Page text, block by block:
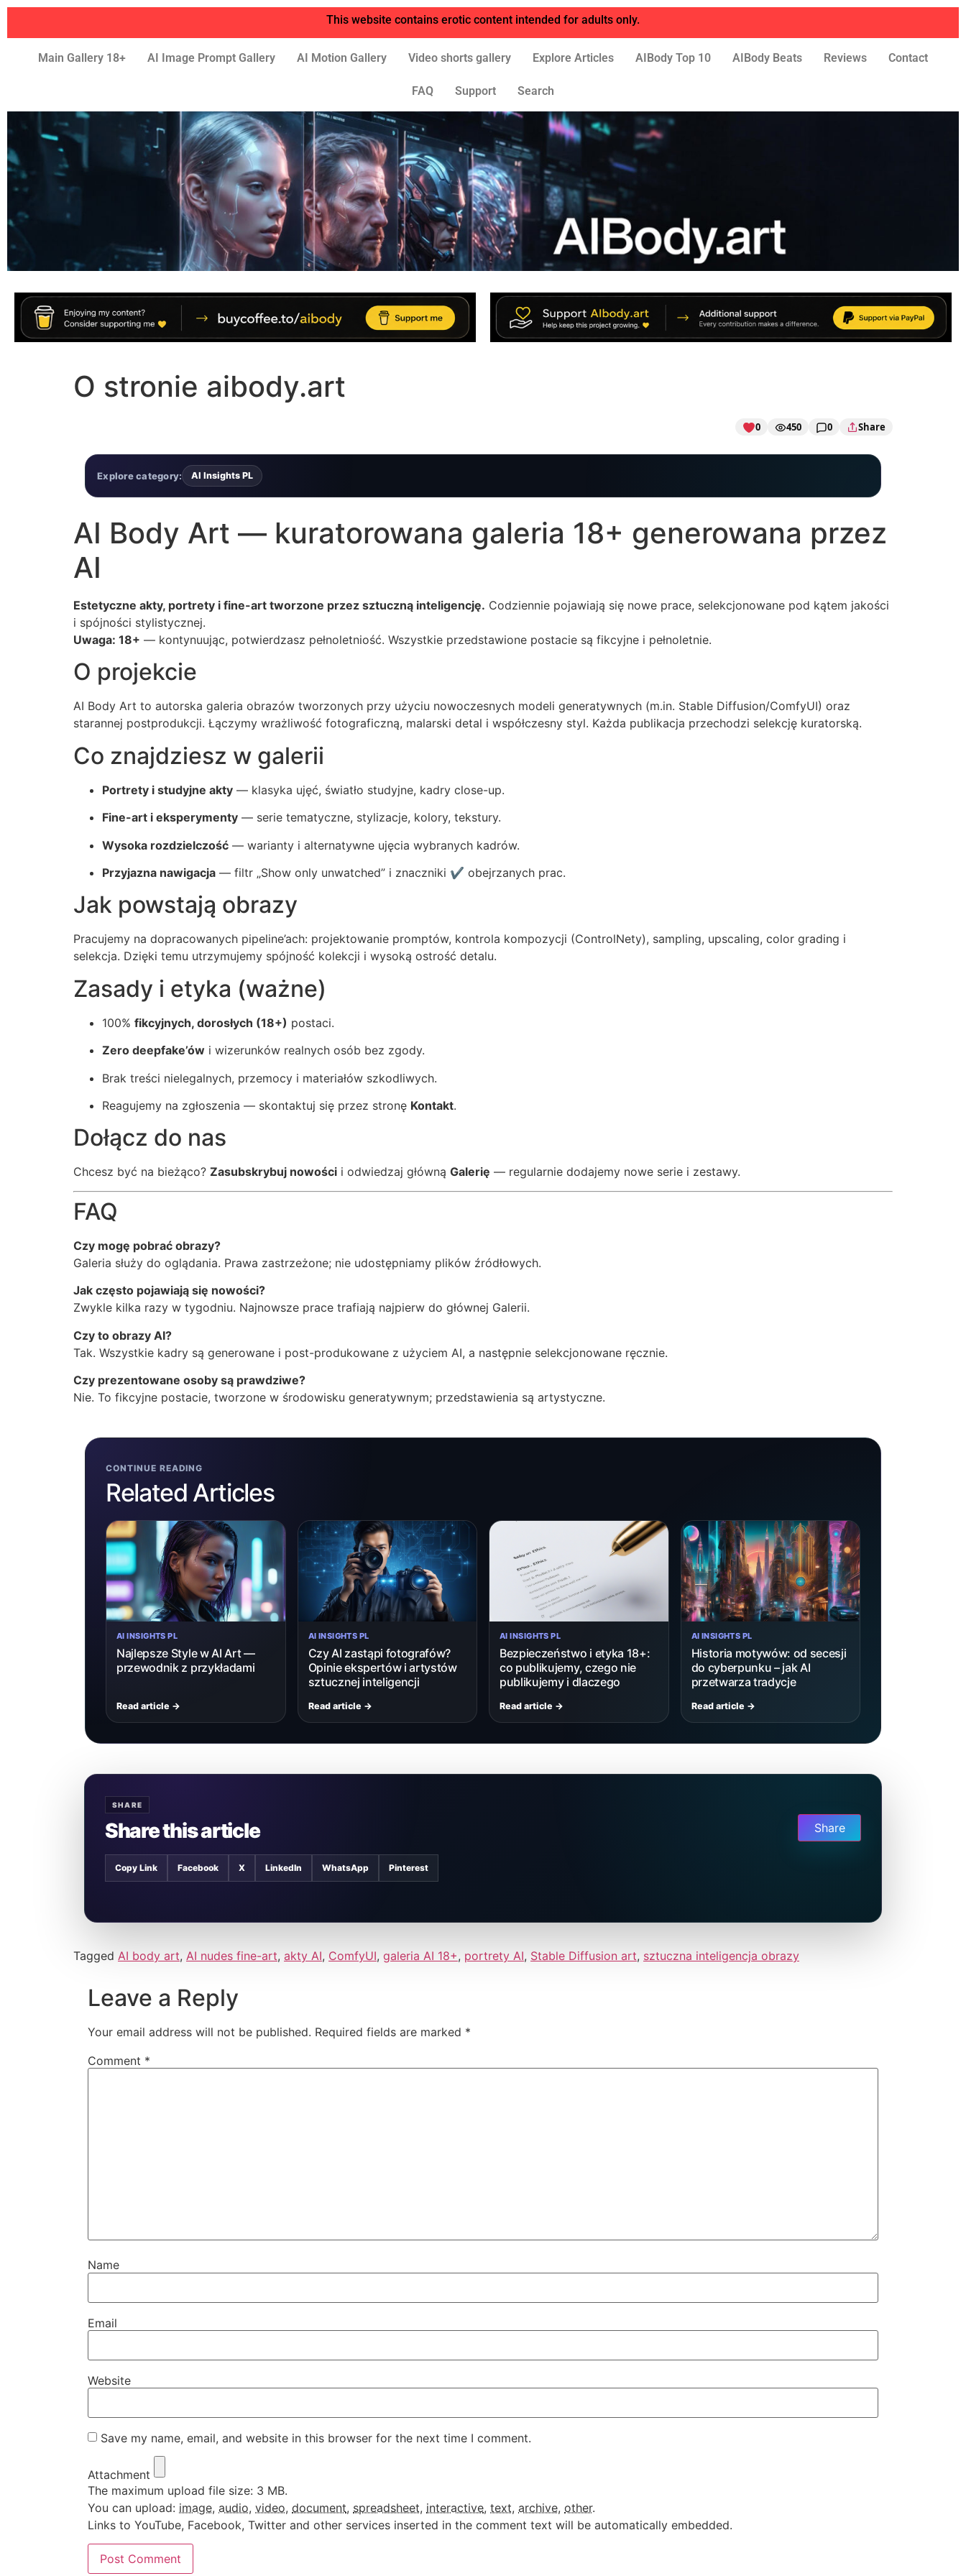
This website contains erotic content intended for adults only.
Main Gallery 18+ AI Image Prompt Gallery AI Motion Gallery Video shorts gallery Explore Articles AIBody Top 10 AIBody Beats Reviews Contact
FAQ Support Search
O stronie aibody.art
0 450 0 Share
Explore category: AI Insights PL
AI Body Art — kuratorowana galeria 18+ generowana przez
AI
Estetyczne akty, portrety i fine-art tworzone przez sztuczną inteligencję. Codziennie pojawiają się nowe prace, selekcjonowane pod kątem jakości
i spójności stylistycznej.
Uwaga: 18+ — kontynuując, potwierdzasz pełnoletniość. Wszystkie przedstawione postacie są fikcyjne i pełnoletnie.
O projekcie
AI Body Art to autorska galeria obrazów tworzonych przy użyciu nowoczesnych modeli generatywnych (m.in. Stable Diffusion/ComfyUI) oraz
starannej postprodukcji. Łączymy wrażliwość fotograficzną, malarski detal i współczesny styl. Każda publikacja przechodzi selekcję kuratorską.
Co znajdziesz w galerii
Portrety i studyjne akty — klasyka ujęć, światło studyjne, kadry close-up.
Fine-art i eksperymenty — serie tematyczne, stylizacje, kolory, tekstury.
Wysoka rozdzielczość — warianty i alternatywne ujęcia wybranych kadrów.
Przyjazna nawigacja — filtr „Show only unwatched” i znaczniki ✔ obejrzanych prac.
Jak powstają obrazy
Pracujemy na dopracowanych pipeline’ach: projektowanie promptów, kontrola kompozycji (ControlNety), sampling, upscaling, color grading i
selekcja. Dzięki temu utrzymujemy spójność kolekcji i wysoką ostrość detalu.
Zasady i etyka (ważne)
100% fikcyjnych, dorosłych (18+) postaci.
Zero deepfake’ów i wizerunków realnych osób bez zgody.
Brak treści nielegalnych, przemocy i materiałów szkodliwych.
Reagujemy na zgłoszenia — skontaktuj się przez stronę Kontakt.
Dołącz do nas
Chcesz być na bieżąco? Zasubskrybuj nowości i odwiedzaj główną Galerię — regularnie dodajemy nowe serie i zestawy.
FAQ
Czy mogę pobrać obrazy?
Galeria służy do oglądania. Prawa zastrzeżone; nie udostępniamy plików źródłowych.
Jak często pojawiają się nowości?
Zwykle kilka razy w tygodniu. Najnowsze prace trafiają najpierw do głównej Galerii.
Czy to obrazy AI?
Tak. Wszystkie kadry są generowane i post-produkowane z użyciem AI, a następnie selekcjonowane ręcznie.
Czy prezentowane osoby są prawdziwe?
Nie. To fikcyjne postacie, tworzone w środowisku generatywnym; przedstawienia są artystyczne.
CONTINUE READING
Related Articles
AI INSIGHTS PL
Najlepsze Style w AI Art —
przewodnik z przykładami
Read article →
AI INSIGHTS PL
Czy AI zastąpi fotografów?
Opinie ekspertów i artystów
sztucznej inteligencji
Read article →
AI INSIGHTS PL
Bezpieczeństwo i etyka 18+:
co publikujemy, czego nie
publikujemy i dlaczego
Read article →
AI INSIGHTS PL
Historia motywów: od secesji
do cyberpunku – jak AI
przetwarza tradycje
Read article →
SHARE
Share this article Share
Copy Link Facebook X LinkedIn WhatsApp Pinterest
Tagged AI body art, AI nudes fine-art, akty AI, ComfyUI, galeria AI 18+, portrety AI, Stable Diffusion art, sztuczna inteligencja obrazy
Leave a Reply
Your email address will not be published. Required fields are marked *
Comment *
Name
Email
Website
Save my name, email, and website in this browser for the next time I comment.
Attachment
The maximum upload file size: 3 MB.
You can upload: image, audio, video, document, spreadsheet, interactive, text, archive, other.
Links to YouTube, Facebook, Twitter and other services inserted in the comment text will be automatically embedded.